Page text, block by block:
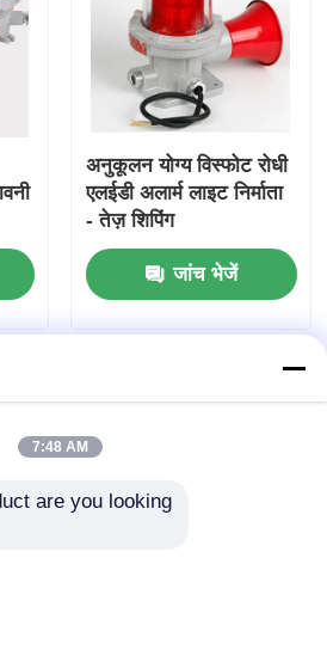
अनुकूलन योग्य विस्फोट रोधी
एलईडी अलार्म लाइट निर्माता
- तेज़ शिपिंग
जांच भेजें
7:48 AM
are you looking